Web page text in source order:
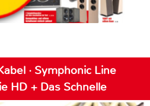
· Symphonic Line
HD + Das Schnelle